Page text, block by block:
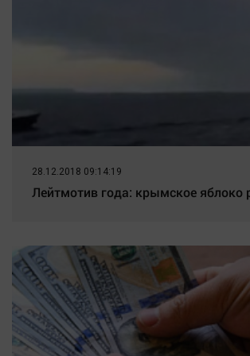
28.12.2018 09:14:19
Лейтмотив года: крымское яблоко